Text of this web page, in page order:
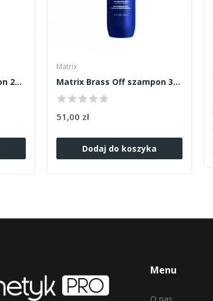
Kemon M Detox szampon 250ml
Matrix
Matrix Brass Off szampon 300ml
51,00 zł
Dodaj do koszyka
Menu